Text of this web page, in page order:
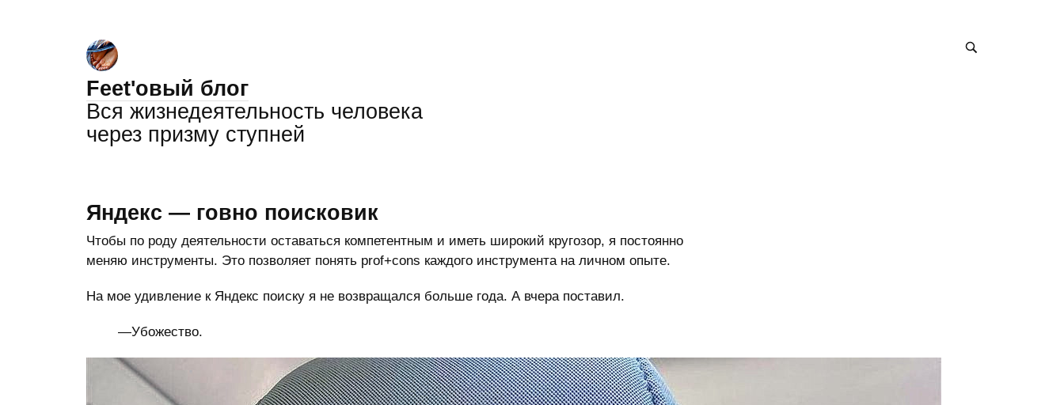
Feet'овый блог
Вся жизнедеятельность человека
через призму ступней
Яндекс — говно поисковик
Чтобы по роду деятельности оставаться компетентным и иметь широкий кругозор, я постоянно
меняю инструменты. Это позволяет понять prof+cons каждого инструмента на личном опыте.
На мое удивление к Яндекс поиску я не возвращался больше года. А вчера поставил.
—Убожество.